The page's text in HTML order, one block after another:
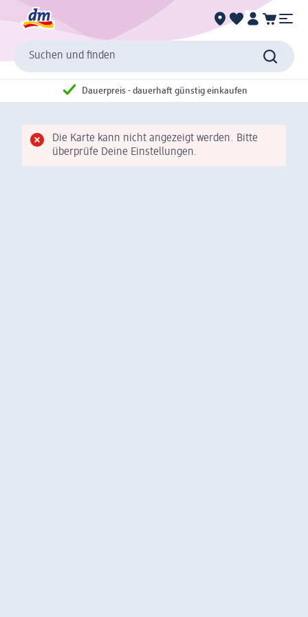
Suchen und finden
Dauerpreis - dauerhaft günstig einkaufen
Die Karte kann nicht angezeigt werden. Bitte
überprüfe Deine Einstellungen.